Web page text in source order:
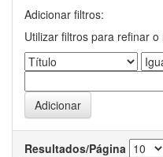
Adicionar filtros:
Utilizar filtros para refinar
Resultados/Página